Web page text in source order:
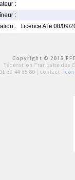
:
:
:
Licence A le 08/09/
Copyright © 2015
Fédération Française des
01 39 44 65 80 | contact :